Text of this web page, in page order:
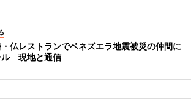
仏レストランでベネズエラ地震被災の仲間に
ル 現地と通信